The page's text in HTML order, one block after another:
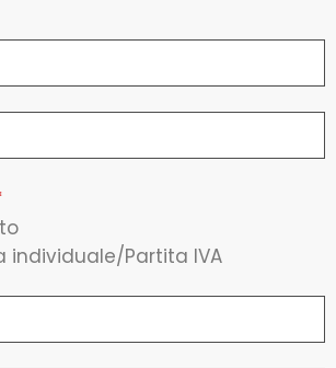
individuale/Partita IVA